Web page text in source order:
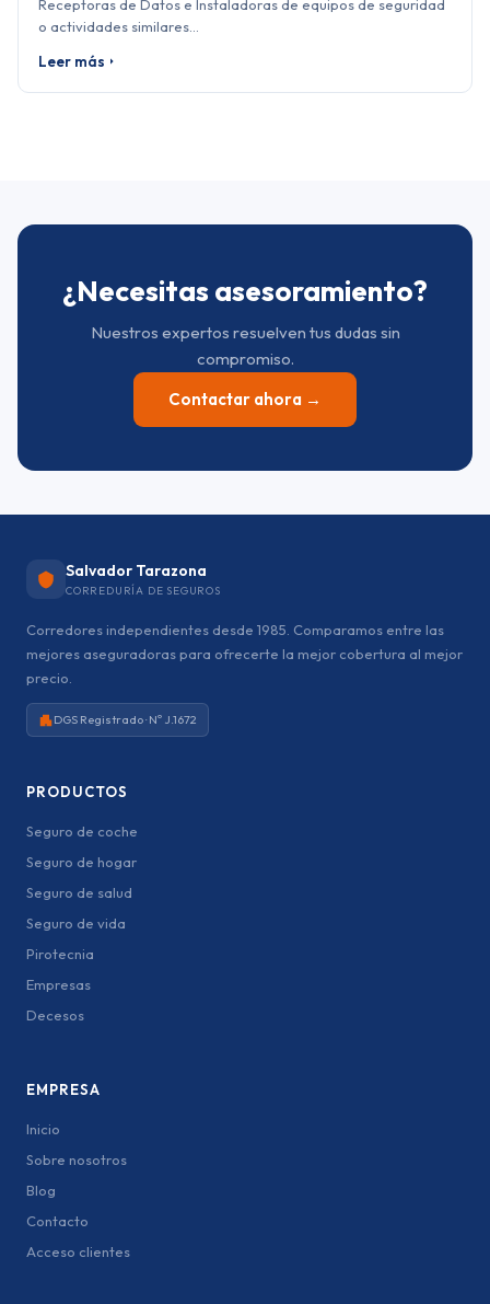
Receptoras de Datos e Instaladoras de equipos de seguridad
o actividades similares…
Leer más
¿Necesitas asesoramiento?
Nuestros expertos resuelven tus dudas sin
compromiso.
Contactar ahora →
Salvador Tarazona
CORREDURÍA DE SEGUROS
Corredores independientes desde 1985. Comparamos entre las
mejores aseguradoras para ofrecerte la mejor cobertura al mejor
precio.
DGS Registrado · Nº J.1672
PRODUCTOS
Seguro de coche
Seguro de hogar
Seguro de salud
Seguro de vida
Pirotecnia
Empresas
Decesos
EMPRESA
Inicio
Sobre nosotros
Blog
Contacto
Acceso clientes